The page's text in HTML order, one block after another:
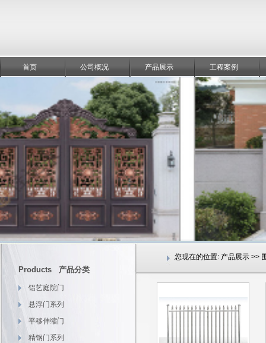
首页 公司概况 产品展示 工程案例
Products 产品分类
铝艺庭院门
悬浮门系列
平移伸缩门
精钢门系列
您现在的位置: 产品展示 >>